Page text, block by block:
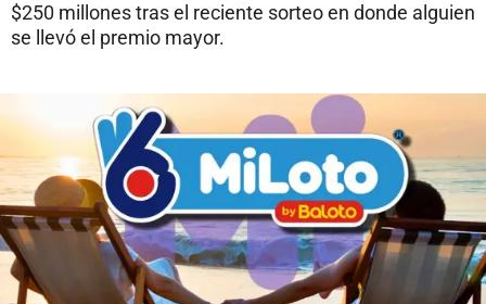
$250 millones tras el reciente sorteo en donde alguien
se llevó el premio mayor.